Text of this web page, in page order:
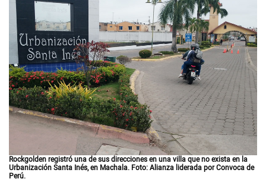
Rockgolden registró una de sus direcciones en una villa que no exista en la
Urbanización Santa Inés, en Machala. Foto: Alianza liderada por Convoca de
Perú.